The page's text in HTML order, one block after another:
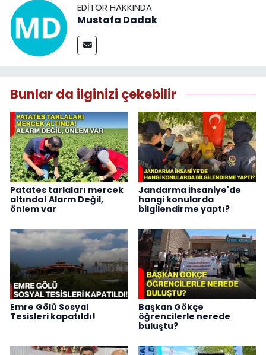
EDITÖR HAKKINDA
Mustafa Dadak
Bunlar da ilginizi çekebilir
Patates tarlaları mercek
altında! Alarm Değil,
önlem var
Jandarma İhsaniye'de
hangi konularda
bilgilendirme yaptı?
Emre Gölü Sosyal
Tesisleri kapatıldı!
Başkan Gökçe
öğrencilerle nerede
buluştu?